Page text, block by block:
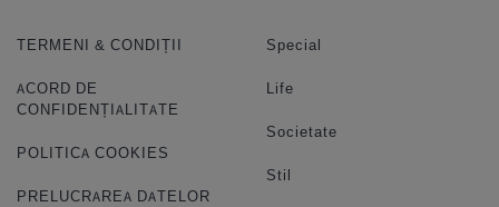
TERMENI & CONDIȚII
ACORD DE
CONFIDENȚIALITATE
POLITICA COOKIES
PRELUCRAREA DATELOR
Special
Life
Societate
Stil